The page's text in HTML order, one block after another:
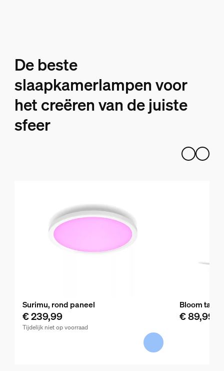
De beste
slaapkamerlampen voor
het creëren van de juiste
sfeer
Surimu, rond paneel
€ 239,99
Tijdelijk niet op voorraad
Bloom
€ 89,99